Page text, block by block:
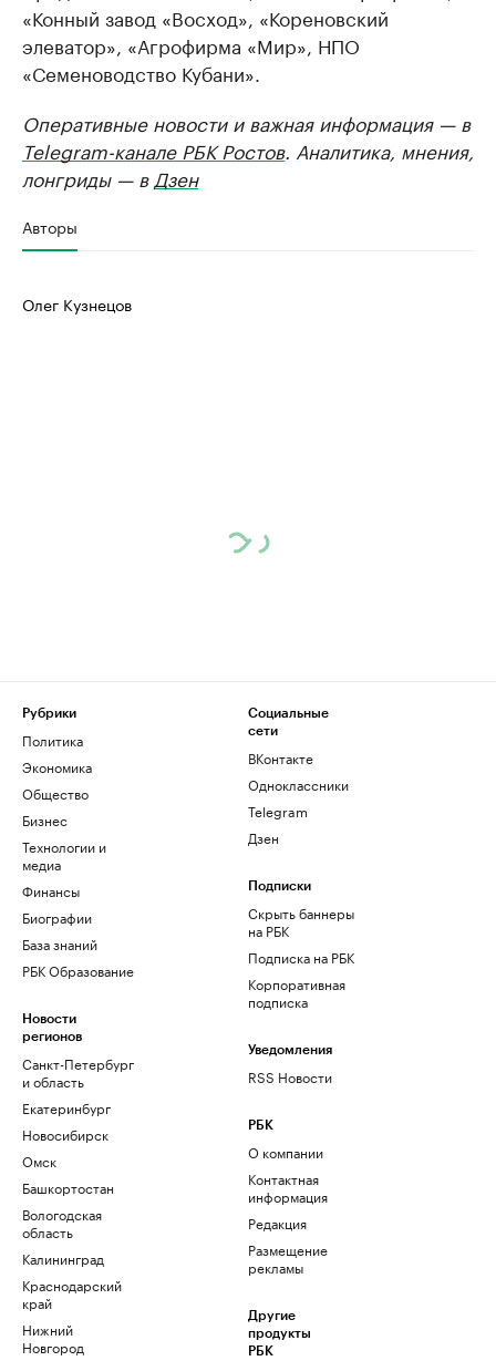
«Конный завод «Восход», «Кореновский
элеватор», «Агрофирма «Мир», НПО
«Семеноводство Кубани».
Оперативные новости и важная информация — в
Telegram-канале РБК Ростов. Аналитика, мнения,
лонгриды — в Дзен
Авторы
Олег Кузнецов
Рубрики
Политика
Экономика
Общество
Бизнес
Технологии и
медиа
Финансы
Биографии
База знаний
РБК Образование
Новости
регионов
Санкт-Петербург
и область
Екатеринбург
Новосибирск
Омск
Башкортостан
Вологодская
область
Калининград
Краснодарский
край
Нижний
Новгород
Социальные
сети
ВКонтакте
Одноклассники
Telegram
Дзен
Подписки
Скрыть баннеры
на РБК
Подписка на РБК
Корпоративная
подписка
Уведомления
RSS Новости
РБК
О компании
Контактная
информация
Редакция
Размещение
рекламы
Другие
продукты
РБК